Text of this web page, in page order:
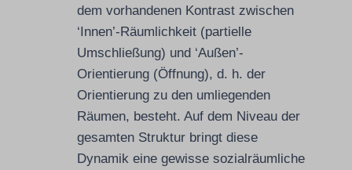
dem vorhandenen Kontrast zwischen
‘Innen’-Räumlichkeit (partielle
Umschließung) und ‘Außen’-
Orientierung (Öffnung), d. h. der
Orientierung zu den umliegenden
Räumen, besteht. Auf dem Niveau der
gesamten Struktur bringt diese
Dynamik eine gewisse sozialräumliche